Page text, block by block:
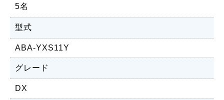
5名
型式
ABA-YXS11Y
グレード
DX